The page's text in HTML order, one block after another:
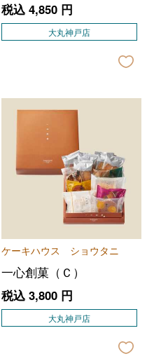
税込 4,850円
大丸神戸店
ケーキハウス ショウタニ
一心創菓（Ｃ）
税込 3,800円
大丸神戸店